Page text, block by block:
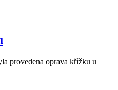
provedena oprava křížku u